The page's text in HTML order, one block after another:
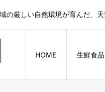
厳しい自然環境が育んだ、天
HOME 生鮮食品